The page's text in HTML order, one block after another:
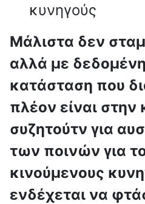
κυνηγούς
Μάλιστα δεν
αλλά με
κατάσταση που
πλέον είναι στην
συζητούτν για
των ποινών για
κινούμενους
ενδέχεται να